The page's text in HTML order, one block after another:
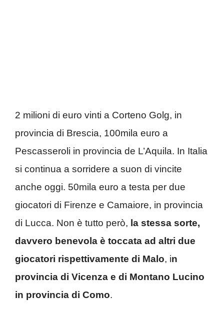
2 milioni di euro vinti a Corteno Golg, in
provincia di Brescia, 100mila euro a
Pescasseroli in provincia de L’Aquila. In Italia
si continua a sorridere a suon di vincite
anche oggi. 50mila euro a testa per due
giocatori di Firenze e Camaiore, in provincia
di Lucca. Non è tutto però, la stessa sorte,
davvero benevola è toccata ad altri due
giocatori rispettivamente di Malo, in
provincia di Vicenza e di Montano Lucino
in provincia di Como.